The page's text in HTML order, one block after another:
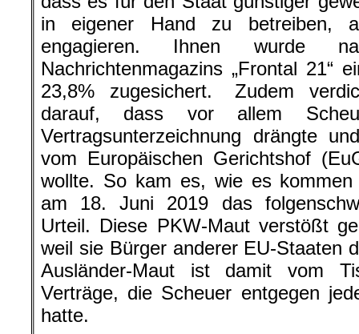
in eigener Hand zu betreiben,
engagieren. Ihnen wurde
Nachrichtenmagazins „Frontal 21“
23,8% zugesichert. Zudem
darauf, dass vor allem
Vertragsunterzeichnung drängte
vom Europäischen Gerichtshof
wollte. So kam es, wie es
am 18. Juni 2019 das
Urteil. Diese PKW-Maut verstößt
weil sie Bürger anderer EU-Staaten
Ausländer-Maut ist damit vom
Verträge, die Scheuer entgegen
hatte.